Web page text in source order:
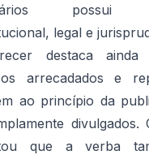
possui
legal e
destaca
arrecadados e
ao princípio da
divulgados.
que a verba